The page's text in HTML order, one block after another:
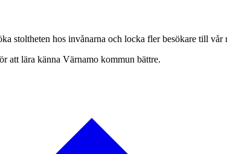
stoltheten hos invånarna och locka fler besökare till vår
att lära känna Värnamo kommun bättre.